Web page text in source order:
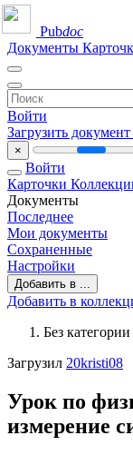
Pubdoc
Документы
Войти
Загрузить документ
×
Войти
Карточки
Документы
Последнее
Мои документы
Сохраненные
Настройки
Добавить в ...
Добавить в
Без категории
Загрузил 20kristi08
Урок по
измерение